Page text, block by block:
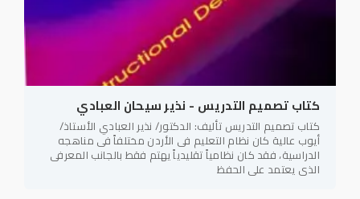
كتاب تصميم التدريس - نذير سيحان العبادي
كتاب تصميم التدريس تأليف: الدكتور/ نذير العبادي الأستاذ/
أيوب عالية كان نظام التعليم فى الأردن مختلفاً فى مناهجه
الدراسية، فقد كان نظامياً تقليدياً يهتم فقط بالجانب المعرفى
الذى يعتمد على الحفظ